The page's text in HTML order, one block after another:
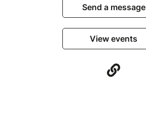
Send a message
View events